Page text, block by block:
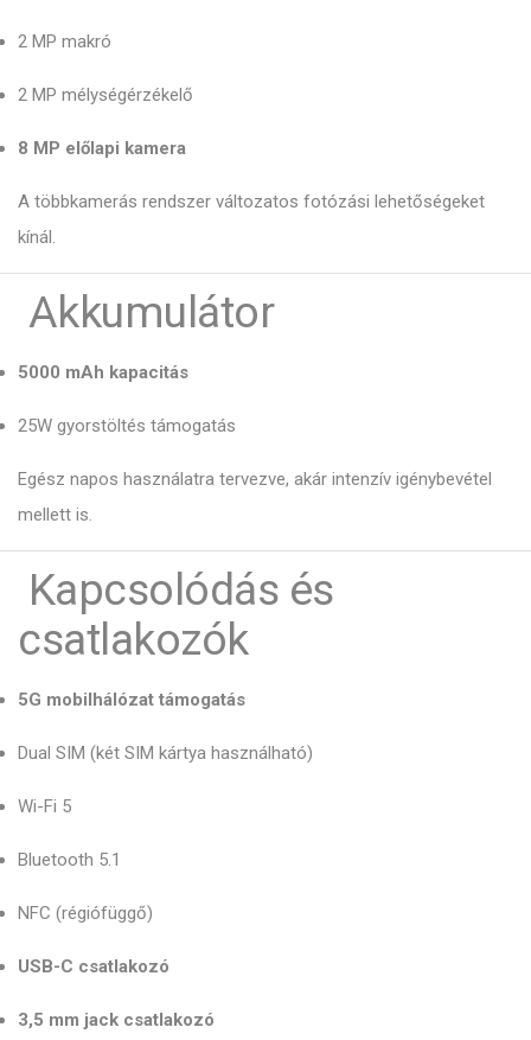
2 MP makró
2 MP mélységérzékelő
8 MP előlapi kamera
A többkamerás rendszer változatos fotózási lehetőségeket
kínál.
Akkumulátor
5000 mAh kapacitás
25W gyorstöltés támogatás
Egész napos használatra tervezve, akár intenzív igénybevétel
mellett is.
Kapcsolódás és
csatlakozók
5G mobilhálózat támogatás
Dual SIM (két SIM kártya használható)
Wi-Fi 5
Bluetooth 5.1
NFC (régiófüggő)
USB-C csatlakozó
3,5 mm jack csatlakozó